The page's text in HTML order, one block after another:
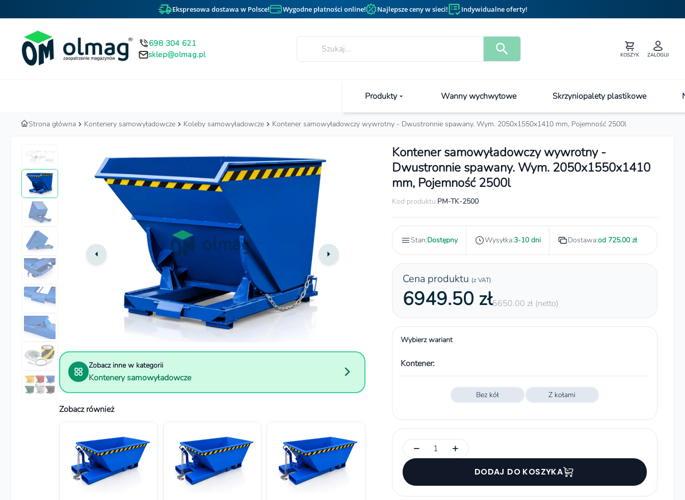
Ekspresowa dostawa w Polsce! Wygodne płatności online! Najlepsze ceny w sieci! Indywidualne oferty!
698 304 621
sklep@olmag.pl
KOSZYK ZALOGUJ
Produkty Wanny wychwytowe Skrzyniopalety plastikowe
Home
Strona główna Kontenery samowyładowcze Koleby samowyładowcze Kontener samowyładowczy wywrotny - Dwustronnie spawany. Wym. 2050x1550x1410 mm, Pojemność 2500l
Zobacz inne w kategorii
Kontenery samowyładowcze
Zobacz również
Kontener samowyładowczy wywrotny -
Dwustronnie spawany. Wym. 2050x1550x1410
mm, Pojemność 2500l
Kod produktu:PM-TK-2500
Stan:Dostępny Wysyłka:3-10 dni Dostawa:od 725.00 zł
Cena produktu (z VAT)
6949.50 zł5650.00 zł (netto)
Wybierz wariant
Kontener:
Bez kół Z kołami
− +
DODAJ DO KOSZYKA